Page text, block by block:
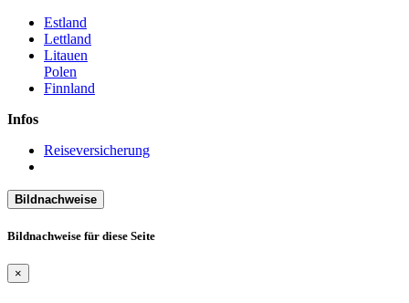
Estland
Lettland
Litauen
Polen
Finnland
Infos
Reiseversicherung
Bildnachweise
Bildnachweise für diese Seite
×